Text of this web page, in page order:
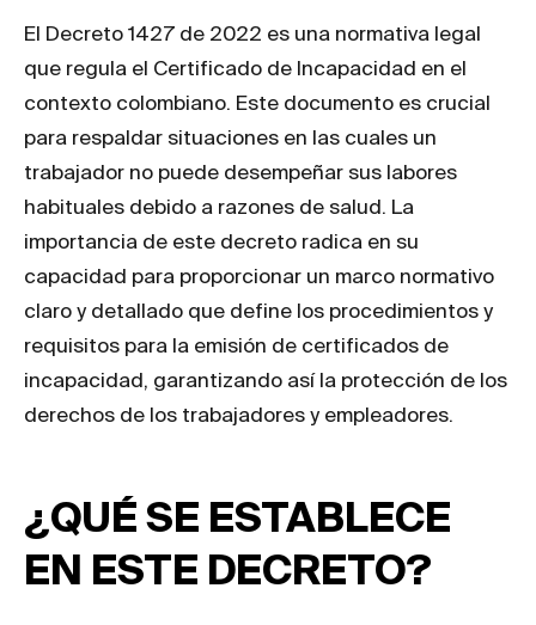
El Decreto 1427 de 2022 es una normativa legal
que regula el Certificado de Incapacidad en el
contexto colombiano. Este documento es crucial
para respaldar situaciones en las cuales un
trabajador no puede desempeñar sus labores
habituales debido a razones de salud. La
importancia de este decreto radica en su
capacidad para proporcionar un marco normativo
claro y detallado que define los procedimientos y
requisitos para la emisión de certificados de
incapacidad, garantizando así la protección de los
derechos de los trabajadores y empleadores.
¿QUÉ SE ESTABLECE
EN ESTE DECRETO?